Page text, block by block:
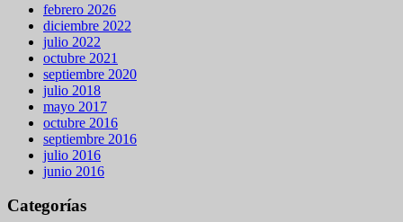
febrero 2026
diciembre 2022
julio 2022
octubre 2021
septiembre 2020
julio 2018
mayo 2017
octubre 2016
septiembre 2016
julio 2016
junio 2016
Categorías